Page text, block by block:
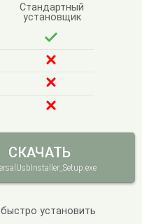
Стандартный
установщик
СКАЧАТЬ
установить